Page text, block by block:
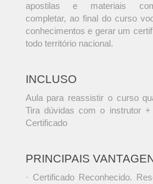
apostilas e materiais
completar, ao final do curso
conhecimentos e gerar um
todo território nacional.
INCLUSO
Aula para reassistir o curso
Tira dúvidas com o instrutor
Certificado
PRINCIPAIS
· Certificado Reconhecido.